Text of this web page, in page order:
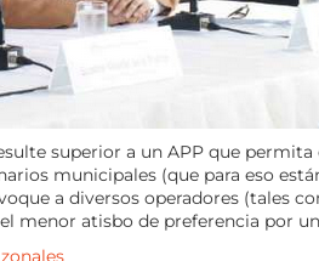
superior a un APP que
municipales (que para eso
a diversos operadores (tales
menor atisbo de preferencia por